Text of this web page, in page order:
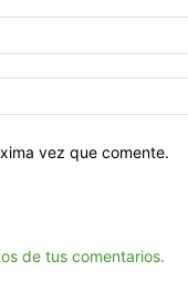
vez que comente.
de tus comentarios.